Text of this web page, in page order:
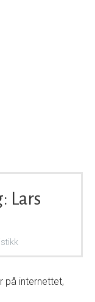
Lars
på internettet,